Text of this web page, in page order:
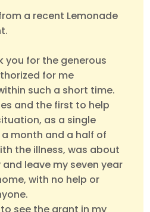
a recent Lemonade
you for the generous
for me
such a short time.
and the first to help
as a single
month and a half of
the illness, was about
leave my seven year
with no help or